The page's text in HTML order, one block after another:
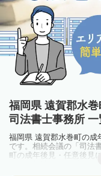
福岡県 遠賀郡水
司法書士事務所 一
福岡県 遠賀郡水巻町の成
です。相続会議の「司法
町の成年後見・任意後見
ます。相続のトラブルや